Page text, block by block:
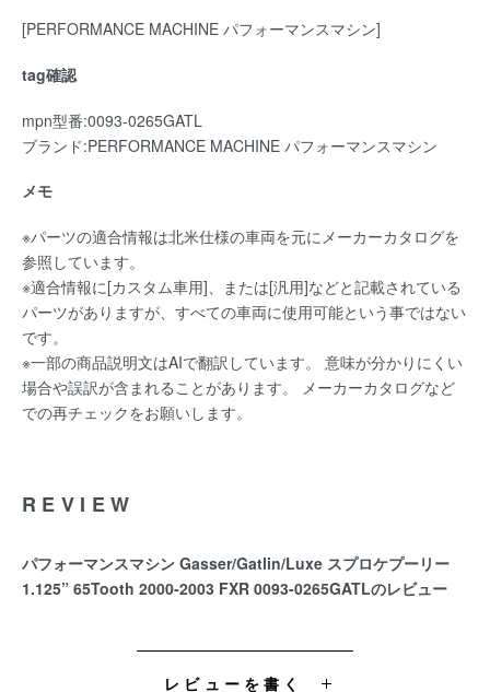
[PERFORMANCE MACHINE パフォーマンスマシン]
tag確認
mpn型番:0093-0265GATL
ブランド:PERFORMANCE MACHINE パフォーマンスマシン
メモ
※パーツの適合情報は北米仕様の車両を元にメーカーカタログを
参照しています。
※適合情報に[カスタム車用]、または[汎用]などと記載されている
パーツがありますが、すべての車両に使用可能という事ではない
です。
※一部の商品説明文はAIで翻訳しています。 意味が分かりにくい
場合や誤訳が含まれることがあります。 メーカーカタログなど
での再チェックをお願いします。
REVIEW
パフォーマンスマシン Gasser/Gatlin/Luxe スプロケプーリー
1.125” 65Tooth 2000-2003 FXR 0093-0265GATLのレビュー
レビューを書く